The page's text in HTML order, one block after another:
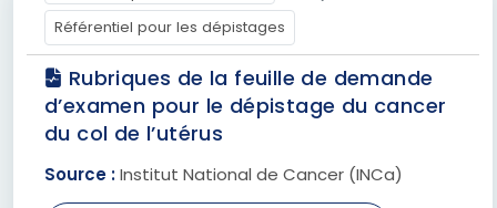
Référentiel pour les dépistages
Rubriques de la feuille de demande
d’examen pour le dépistage du cancer
du col de l’utérus
Source :Institut National de Cancer (INCa)